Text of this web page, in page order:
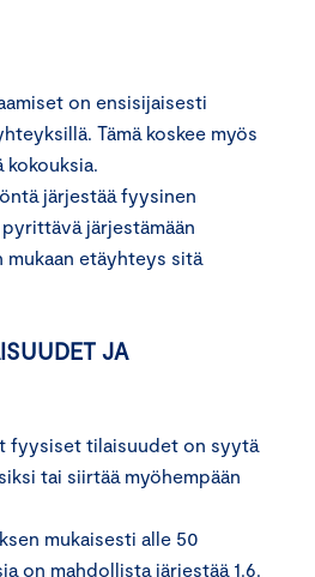
on ensisijaisesti
Tämä koskee myös
järjestää fyysinen
järjestämään
mukaan etäyhteys sitä
JA
fyysiset tilaisuudet on syytä
tai siirtää myöhempään
mukaisesti alle 50
on mahdollista järjestää 1.6.